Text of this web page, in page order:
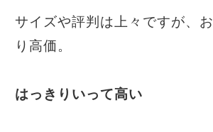
サイズや評判は上々ですが、
り高価。
はっきりいって高い